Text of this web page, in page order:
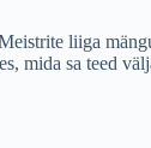
liiga
mida sa teed